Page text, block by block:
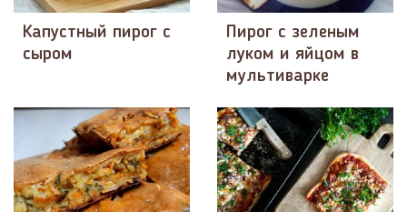
Капустный пирог с
сыром
Пирог с зеленым
луком и яйцом в
мультиварке